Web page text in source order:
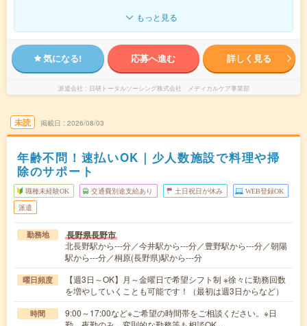
もっと見る
気になる! 応募へ進む 詳しく見る
派遣会社 日研トータルソーシング株式会社 メディカルケア事業部
未読 掲載日 2026/08/03
年齢不問！速払いOK｜少人数施設で料理や掃
除のサポート
職種未経験OK 交通費別途支給あり 土日祝日が休み WEB登録OK
派遣
勤務地 長野県長野市
北長野駅から---分／今井駅から---分／豊野駅から---分／朝陽
駅から---分／桐原(長野県)駅から---分
曜日頻度
【週3日～OK】月～金曜日で希望シフト制 ※徐々に勤務回数
を増やしていくことも可能です！（最初は週3日からなど）
時間
9:00～17:00など※ご希望の時間帯をご相談ください。※日